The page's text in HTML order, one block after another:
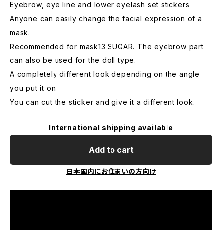
Eyebrow, eye line and lower eyelash set stickers
Anyone can easily change the facial expression of a
mask.
Recommended for mask13 SUGAR. The eyebrow part
can also be used for the doll type.
A completely different look depending on the angle
you put it on.
You can cut the sticker and give it a different look.
International shipping available
Add to cart
日本国内にお住まいの方向け